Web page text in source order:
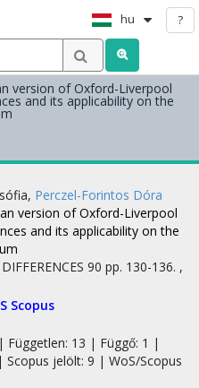
hu ?
version of Oxford-Liverpool
and its applicability on the
, Perczel-Forintos Dóra
version of Oxford-Liverpool
and its applicability on the
90 pp. 130-136. ,
Scopus
13 | Függő: 1 |
jelölt: 9 | WoS/Scopus